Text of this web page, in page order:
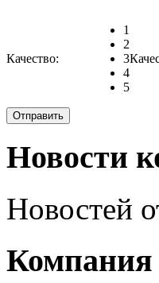
Качество:
1
2
3
4
5
Новости
Новостей